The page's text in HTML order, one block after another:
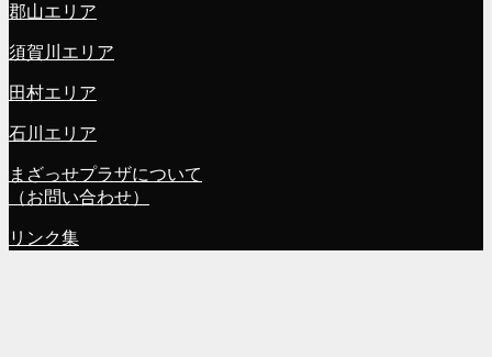
郡山エリア
須賀川エリア
田村エリア
石川エリア
まざっせプラザについて
（お問い合わせ）
リンク集